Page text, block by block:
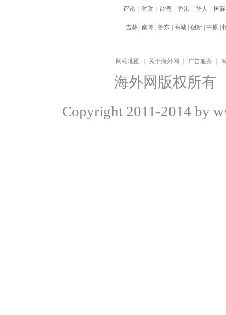
评论 时政 台湾 香港 华人 国际
吉林 南粤 鲁东 商城 创新 中原
网站地图 关于海外网 广告服务
海外网版权所有
Copyright 2011-2014 by